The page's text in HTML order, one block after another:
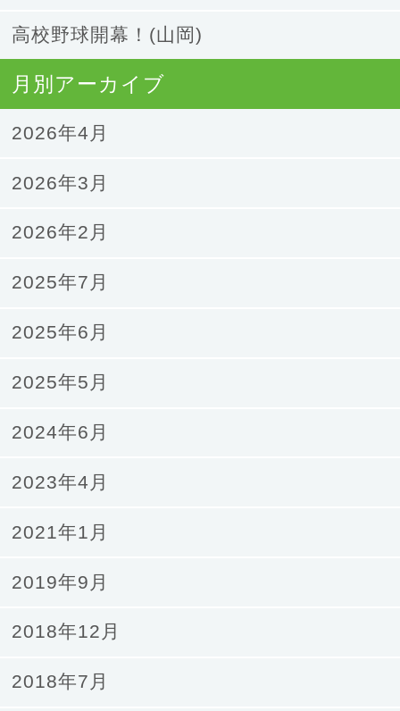
高校野球開幕！(山岡)
月別アーカイブ
2026年4月
2026年3月
2026年2月
2025年7月
2025年6月
2025年5月
2024年6月
2023年4月
2021年1月
2019年9月
2018年12月
2018年7月